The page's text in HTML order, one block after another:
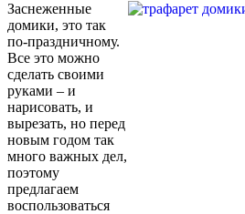
Заснеженные
домики, это так
по-праздничному.
Все это можно
сделать своими
руками – и
нарисовать, и
вырезать, но перед
новым годом так
много важных дел,
поэтому
предлагаем
воспользоваться